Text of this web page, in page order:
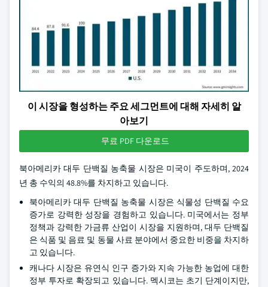
이 시장을 형성하는 주요 세그먼트에 대해 자세히 알
아보기
무료 PDF 다운로드
북아메리카 대두 단백질 농축물 시장은 미국이 주도하며, 2024
년 총 수익의 48.8%를 차지하고 있습니다.
북아메리카 대두 단백질 농축물 시장은 식물성 단백질 수요
증가로 강력한 성장을 경험하고 있습니다. 미국에서는 정부
정책과 강력한 가금류 산업이 시장을 지원하며, 대두 단백질
은 식품 및 음료 및 동물 사료 분야에서 중요한 비중을 차지하
고 있습니다.
캐나다 시장은 유연식 인구 증가와 지속 가능한 농업에 대한
정부 투자로 확장되고 있습니다. 멕시코는 초기 단계이지만,